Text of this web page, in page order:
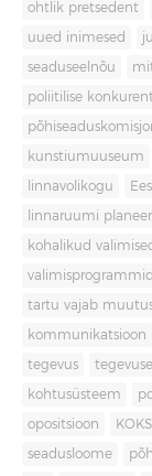
ohtlik pretsedent
uued inimesed
seaduseelnõu
poliitilise
kunstiumuuseum
linnavolikogu
linnaruumi
kohalikud
valimisprogrammid
tartu vajab
kommunikatsioon
tegevus
kohtusüsteem
opositsioon KOKS
seadusloome